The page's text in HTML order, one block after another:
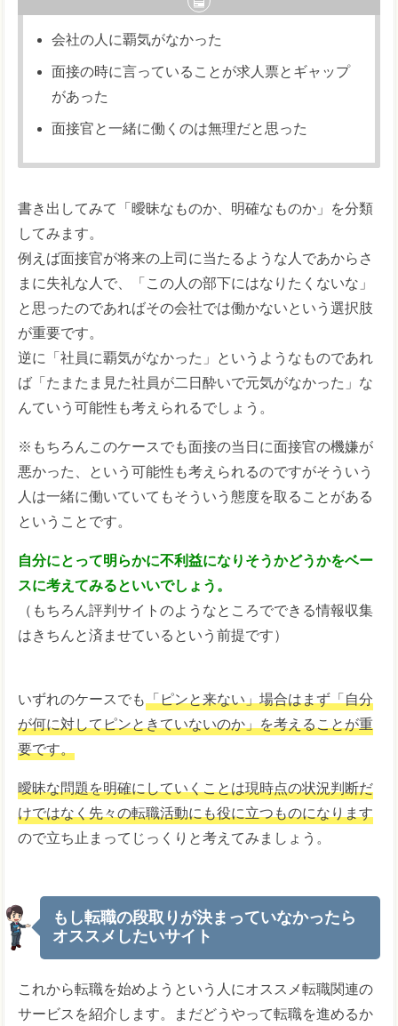
会社の人に覇気がなかった
面接の時に言っていることが求人票とギャップ
があった
面接官と一緒に働くのは無理だと思った
書き出してみて「曖昧なものか、明確なものか」を分類
してみます。
例えば面接官が将来の上司に当たるような人であからさ
まに失礼な人で、「この人の部下にはなりたくないな」
と思ったのであればその会社では働かないという選択肢
が重要です。
逆に「社員に覇気がなかった」というようなものであれ
ば「たまたま見た社員が二日酔いで元気がなかった」な
んていう可能性も考えられるでしょう。
※もちろんこのケースでも面接の当日に面接官の機嫌が
悪かった、という可能性も考えられるのですがそういう
人は一緒に働いていてもそういう態度を取ることがある
ということです。
自分にとって明らかに不利益になりそうかどうかをベー
スに考えてみるといいでしょう。
（もちろん評判サイトのようなところでできる情報収集
はきちんと済ませているという前提です）
いずれのケースでも
「ピンと来ない」場合はまず「自分
が何に対してピンときていないのか」を考えることが重
要です。
曖昧な問題を明確にしていくことは現時点の状況判断だ
けではなく先々の転職活動にも役に立つものになります
ので立ち止まってじっくりと考えてみましょう。
もし転職の段取りが決まっていなかったら
オススメしたいサイト
これから転職を始めようという人にオススメ転職関連の
サービスを紹介します。まだどうやって転職を進めるか